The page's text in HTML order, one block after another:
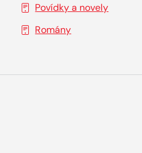
Povídky a novely
Romány